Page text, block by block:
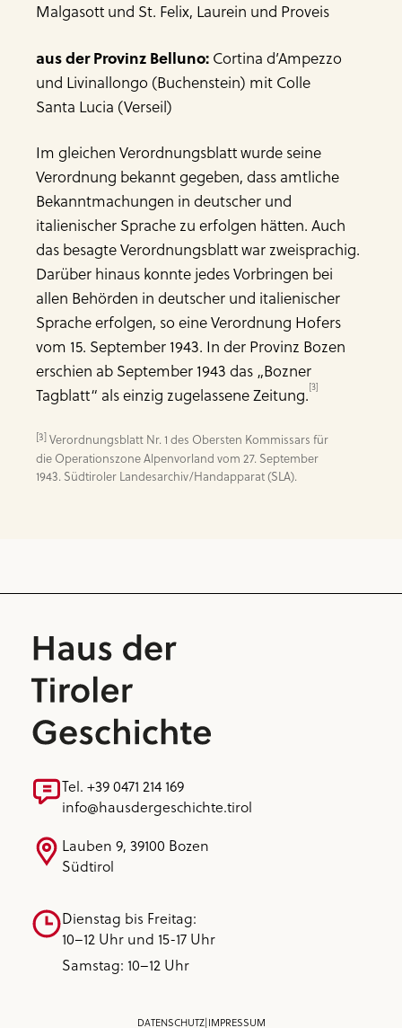
Malgasott und St. Felix, Laurein und Proveis
aus der Provinz Belluno: Cortina d’Ampezzo
und Livinallongo (Buchenstein) mit Colle
Santa Lucia (Verseil)
Im gleichen Verordnungsblatt wurde seine
Verordnung bekannt gegeben, dass amtliche
Bekanntmachungen in deutscher und
italienischer Sprache zu erfolgen hätten. Auch
das besagte Verordnungsblatt war zweisprachig.
Darüber hinaus konnte jedes Vorbringen bei
allen Behörden in deutscher und italienischer
Sprache erfolgen, so eine Verordnung Hofers
vom 15. September 1943. In der Provinz Bozen
erschien ab September 1943 das „Bozner
Tagblatt“ als einzig zugelassene Zeitung.[3]
[3] Verordnungsblatt Nr. 1 des Obersten Kommissars für
die Operationszone Alpenvorland vom 27. September
1943. Südtiroler Landesarchiv/Handapparat (SLA).
Tel. +39 0471 214 169
info@hausdergeschichte.tirol
Lauben 9, 39100 Bozen
Südtirol
Dienstag bis Freitag:
10–12 Uhr und 15-17 Uhr
Samstag: 10–12 Uhr
DATENSCHUTZ|IMPRESSUM